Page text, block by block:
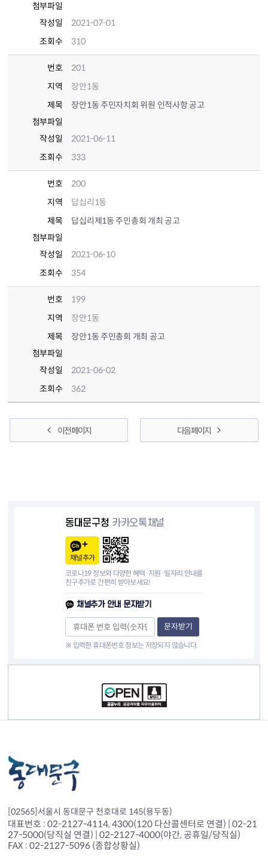
첨부파일
작성일
2021-07-01
조회수
310
번호
201
지역
장안1동
제목
장안1동 주민자치회 위원 인적사항 공고
첨부파일
작성일
2021-06-11
조회수
333
번호
200
지역
답십리1동
제목
답십리제1동 주민총회 개최 공고
첨부파일
작성일
2021-06-10
조회수
354
번호
199
지역
장안1동
제목
장안1동 주민총회 개최 공고
첨부파일
작성일
2021-06-02
조회수
362
이전 페이지 다음 페이지
동대문구청 카카오톡채널
채널추가
코로나19 정보와 다양한 혜택·지원·일자리 안내를
친구추가로 간편히 받아보세요!
채널추가 안내 문자받기
문자받기
※ 입력한 휴대폰번호 정보는 저장되지 않습니다.
[02565]서울시 동대문구 천호대로 145(용두동)
대표번호 : 02-2127-4114, 4300(120 다산콜센터로 연결) | 02-21
27-5000(당직실 연결) | 02-2127-4000(야간, 공휴일/당직실)
FAX : 02-2127-5096 (종합상황실)